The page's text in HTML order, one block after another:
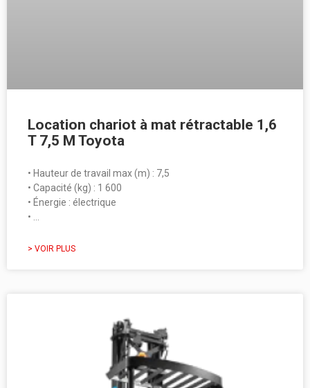
Location chariot à mat rétractable 1,6
T 7,5 M Toyota
• Hauteur de travail max (m) : 7,5
• Capacité (kg) : 1 600
• Énergie : électrique
• …
> VOIR PLUS